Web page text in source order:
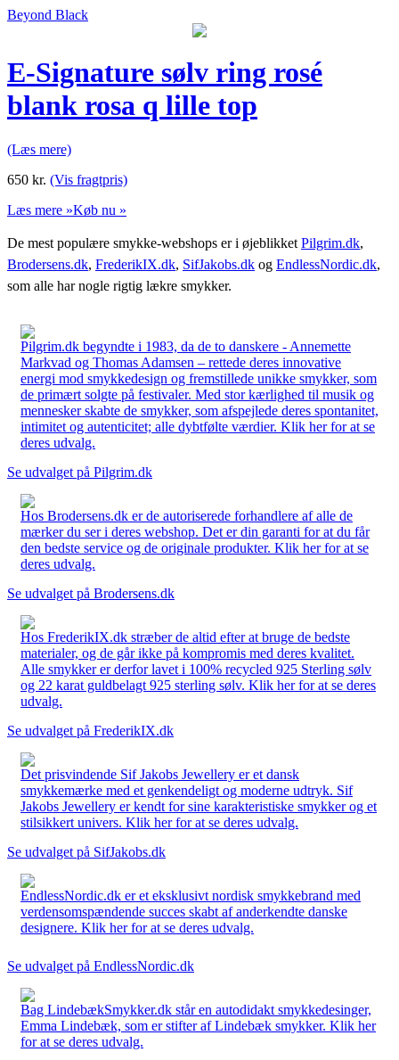
Beyond Black
E-Signature sølv ring rosé
blank rosa q lille top
(Læs mere)
650 kr. (Vis fragtpris)
Læs mere »Køb nu »
De mest populære smykke-webshops er i øjeblikket Pilgrim.dk,
Brodersens.dk, FrederikIX.dk, SifJakobs.dk og EndlessNordic.dk,
som alle har nogle rigtig lækre smykker.
Pilgrim.dk begyndte i 1983, da de to danskere - Annemette
Markvad og Thomas Adamsen – rettede deres innovative
energi mod smykkedesign og fremstillede unikke smykker, som
de primært solgte på festivaler. Med stor kærlighed til musik og
mennesker skabte de smykker, som afspejlede deres spontanitet,
intimitet og autenticitet; alle dybtfølte værdier. Klik her for at se
deres udvalg.
Se udvalget på Pilgrim.dk
Hos Brodersens.dk er de autoriserede forhandlere af alle de
mærker du ser i deres webshop. Det er din garanti for at du får
den bedste service og de originale produkter. Klik her for at se
deres udvalg.
Se udvalget på Brodersens.dk
Hos FrederikIX.dk stræber de altid efter at bruge de bedste
materialer, og de går ikke på kompromis med deres kvalitet.
Alle smykker er derfor lavet i 100% recycled 925 Sterling sølv
og 22 karat guldbelagt 925 sterling sølv. Klik her for at se deres
udvalg.
Se udvalget på FrederikIX.dk
Det prisvindende Sif Jakobs Jewellery er et dansk
smykkemærke med et genkendeligt og moderne udtryk. Sif
Jakobs Jewellery er kendt for sine karakteristiske smykker og et
stilsikkert univers. Klik her for at se deres udvalg.
Se udvalget på SifJakobs.dk
EndlessNordic.dk er et eksklusivt nordisk smykkebrand med
verdensomspændende succes skabt af anderkendte danske
designere. Klik her for at se deres udvalg.
Se udvalget på EndlessNordic.dk
Bag LindebækSmykker.dk står en autodidakt smykkedesinger,
Emma Lindebæk, som er stifter af Lindebæk smykker. Klik her
for at se deres udvalg.